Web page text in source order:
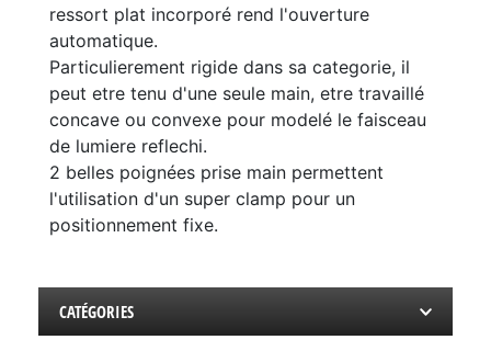
ressort plat incorporé rend l'ouverture
automatique.
Particulierement rigide dans sa categorie, il
peut etre tenu d'une seule main, etre travaillé
concave ou convexe pour modelé le faisceau
de lumiere reflechi.
2 belles poignées prise main permettent
l'utilisation d'un super clamp pour un
positionnement fixe.
CATÉGORIES